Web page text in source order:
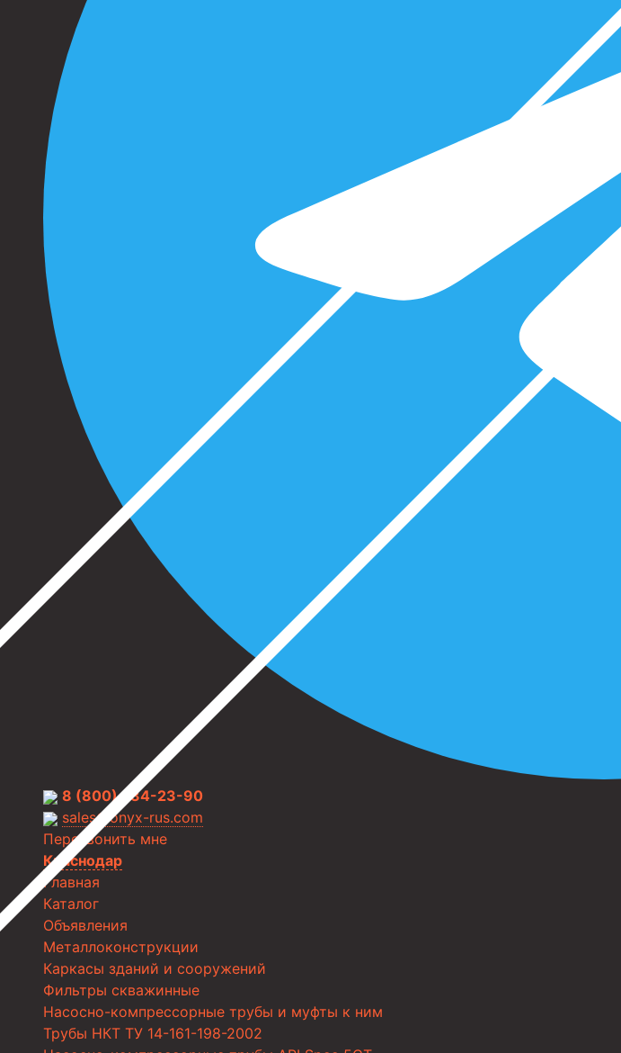
8 (800) 234-23-90
sales@onyx-rus.com
Перезвонить мне
Краснодар
Главная
Каталог
Объявления
Металлоконструкции
Каркасы зданий и сооружений
Фильтры скважинные
Насосно-компрессорные трубы и муфты к ним
Трубы НКТ ТУ 14-161-198-2002